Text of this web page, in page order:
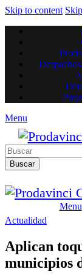
Skip to content
Menu
Buscar
Menu
Actualidad
Aplican
municipios